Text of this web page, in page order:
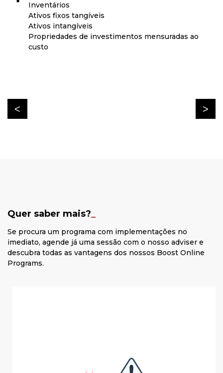
Inventários
Ativos fixos tangíveis
Ativos intangíveis
Propriedades de investimentos mensuradas ao
custo
Quer saber mais?
Se procura um programa com implementações no
imediato, agende já uma sessão com o nosso adviser e
descubra todas as vantagens dos nossos Boost Online
Programs.